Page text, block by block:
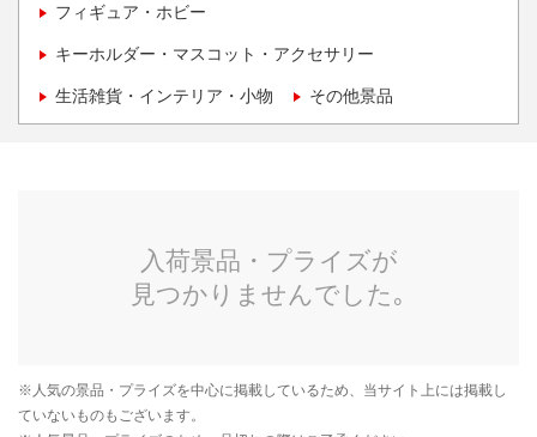
フィギュア・ホビー
キーホルダー・マスコット・アクセサリー
生活雑貨・インテリア・小物 その他景品